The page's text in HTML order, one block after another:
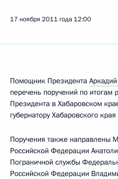
17 ноября 2011 года 12:00
Помощник Президента
перечень поручений по
Президента в Хабаровском
губернатору Хабаровского
Поручения также направлены
Российской Федерации
Пограничной службы
Российской Федерации